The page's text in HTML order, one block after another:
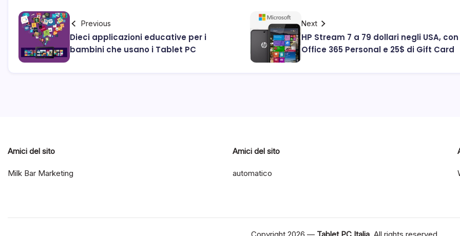
Previous
Dieci applicazioni educative per i
bambini che usano i Tablet PC
Next
HP Stream 7 a 79 dollari negli USA, con
Office 365 Personal e 25$ di Gift Card
Amici del sito
Milk Bar Marketing
Amici del sito
automatico